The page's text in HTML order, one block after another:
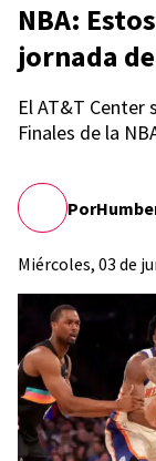
NBA:
jornada
El AT&T Center
Finales de la
Por
Miércoles, 03 de